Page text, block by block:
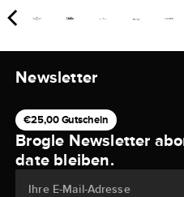
Newsletter
€25,00 Gutschein
Brogle Newsletter
date bleiben.
Ihre E-Mail-Adresse